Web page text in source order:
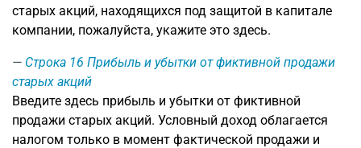
старых акций, находящихся под защитой в капитале
компании, пожалуйста, укажите это здесь.
Строка 16 Прибыль и убытки от фиктивной продажи
старых акций
Введите здесь прибыль и убытки от фиктивной
продажи старых акций. Условный доход облагается
налогом только в момент фактической продажи и